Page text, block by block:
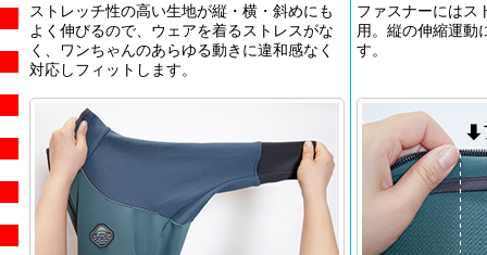
ストレッチ性の高い生地が縦・横・斜めにも
よく伸びるので、ウェアを着るストレスがな
く、ワンちゃんのあらゆる動きに違和感なく
対応しフィットします。
ファスナーにはス
用。縦の伸縮運動
す。